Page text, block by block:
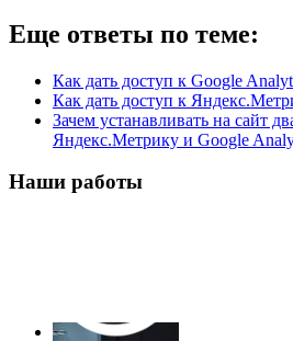
Еще ответы по теме:
Как дать доступ к Google
Как дать доступ к
Зачем устанавливать на сайт
Яндекс.Метрику и Google
Наши работы